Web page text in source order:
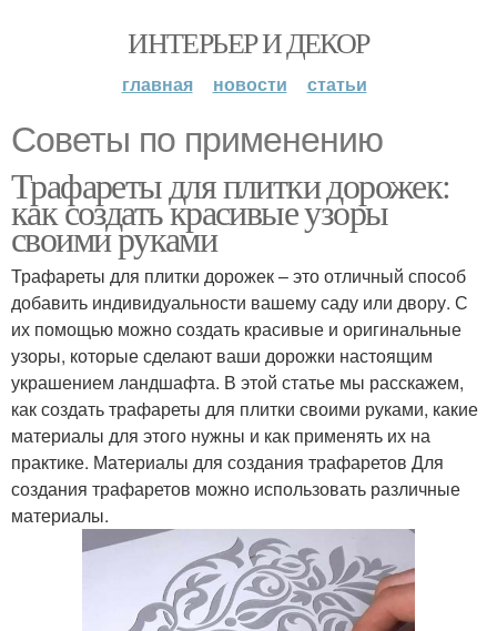
ИНТЕРЬЕР И ДЕКОР
главная новости статьи
Советы по применению
Трафареты для плитки дорожек:
как создать красивые узоры
своими руками
Трафареты для плитки дорожек – это отличный способ
добавить индивидуальности вашему саду или двору. С
их помощью можно создать красивые и оригинальные
узоры, которые сделают ваши дорожки настоящим
украшением ландшафта. В этой статье мы расскажем,
как создать трафареты для плитки своими руками, какие
материалы для этого нужны и как применять их на
практике. Материалы для создания трафаретов Для
создания трафаретов можно использовать различные
материалы.